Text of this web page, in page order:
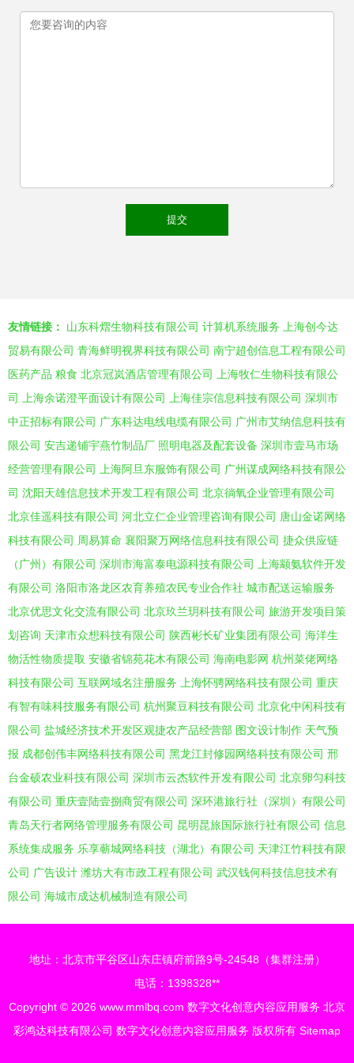
友情链接： 山东科熠生物科技有限公司 计算机系统服务
上海创今达
贸易有限公司 青海鲜明视界科技有限公司 南宁超创信息工程有限公司
医药产品 粮食 北京冠岚酒店管理有限公司
上海牧仁生物科技有限公
司
上海余诺澄平面设计有限公司 上海佳宗信息科技有限公司 深圳市
中正招标有限公司 广东科达电线电缆有限公司 广州市艾纳信息科技有
限公司 安吉递铺宇燕竹制品厂 照明电器及配套设备 深圳市壹马市场
经营管理有限公司
上海阿旦东服饰有限公司 广州谋成网络科技有限公
司 沈阳天雄信息技术开发工程有限公司 北京徜氧企业管理有限公司
北京佳遥科技有限公司 河北立仁企业管理咨询有限公司 唐山金诺网络
科技有限公司 周易算命 襄阳聚万网络信息科技有限公司 捷众供应链
（广州）有限公司 深圳市海富泰电源科技有限公司
上海颛氨软件开发
有限公司 洛阳市洛龙区农育养殖农民专业合作社 城市配送运输服务
北京优思文化交流有限公司 北京玖兰玥科技有限公司 旅游开发项目策
划咨询 天津市众想科技有限公司 陕西彬长矿业集团有限公司 海洋生
物活性物质提取 安徽省锦苑花木有限公司 海南电影网 杭州菜佬网络
科技有限公司 互联网域名注册服务 上海怀骋网络科技有限公司 重庆
有智有味科技服务有限公司 杭州聚豆科技有限公司 北京化中闲科技有
限公司 盐城经济技术开发区观捷农产品经营部 图文设计制作 天气预
报 成都创伟丰网络科技有限公司 黑龙江封修园网络科技有限公司 邢
台金硕农业科技有限公司 深圳市云杰软件开发有限公司 北京卵匀科技
有限公司 重庆壹陆壹捌商贸有限公司 深环港旅行社（深圳）有限公司
青岛天行者网络管理服务有限公司 昆明昆旅国际旅行社有限公司 信息
系统集成服务 乐享蕲城网络科技（湖北）有限公司 天津江竹科技有限
公司 广告设计 潍坊大有市政工程有限公司 武汉钱何科技信息技术有
限公司 海城市成达机械制造有限公司
地址：北京市平谷区山东庄镇府前路9号-24548（集群注册）
电话：1398328**
Copyright © 2026 www.mmlbq.com 数字文化创意内容应用服务 北京
彩鸿达科技有限公司 数字文化创意内容应用服务 版权所有 Sitemap